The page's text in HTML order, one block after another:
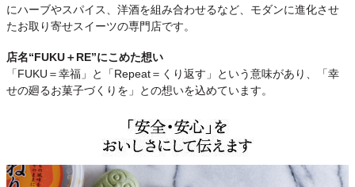
にハーブやスパイス、洋酒を組み合わせるなど、モダンに進化させ
たお取り寄せスイーツの専門店です。
店名“FUKU＋RE”にこめた想い
「FUKU＝幸福」と「Repeat＝くり返す」という意味があり、「幸
せの廻るお菓子づくりを」との想いを込めています。